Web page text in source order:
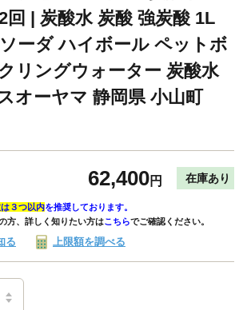
回 | 炭酸水 炭酸 強炭酸 1L
ーダ ハイボール ペットボ
リングウォーター 炭酸水
オーヤマ 静岡県 小山町
62,400円 在庫あり
３つ以内を推奨しております。
方、詳しく知りたい方はこちらでご確認ください。
る 上限額を調べる